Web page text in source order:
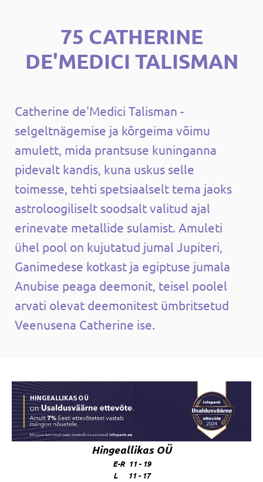
75 CATHERINE
DE'MEDICI TALISMAN
Catherine de'Medici Talisman -
selgeltnägemise ja kõrgeima võimu
amulett, mida prantsuse kuninganna
pidevalt kandis, kuna uskus selle
toimesse, tehti spetsiaalselt tema jaoks
astroloogiliselt soodsalt valitud ajal
erinevate metallide sulamist. Amuleti
ühel pool on kujutatud jumal Jupiteri,
Ganimedese kotkast ja egiptuse jumala
Anubise peaga deemonit, teisel poolel
arvati olevat deemonitest ümbritsetud
Veenusena Catherine ise.
Hingeallikas OÜ
E-R 11 - 19
L 11 - 17